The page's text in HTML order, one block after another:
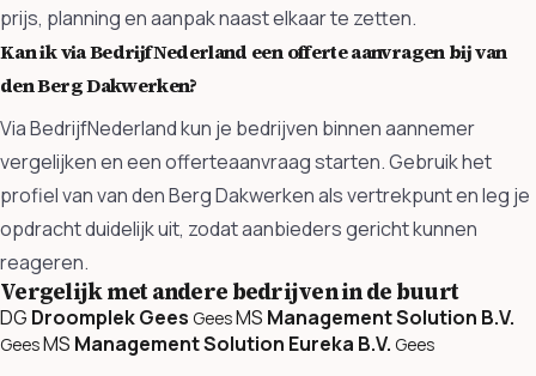
prijs, planning en aanpak naast elkaar te zetten.
Kan ik via BedrijfNederland een offerte aanvragen bij van
den Berg Dakwerken?
Via BedrijfNederland kun je bedrijven binnen aannemer
vergelijken en een offerteaanvraag starten. Gebruik het
profiel van van den Berg Dakwerken als vertrekpunt en leg je
opdracht duidelijk uit, zodat aanbieders gericht kunnen
reageren.
Vergelijk met andere bedrijven in de buurt
DG Droomplek Gees GeesMS Management Solution B.V.
GeesMS Management Solution Eureka B.V. Gees